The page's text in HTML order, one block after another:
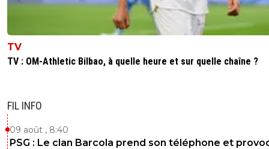
TV
TV : OM-Athletic Bilbao, à quelle heure et sur quelle chaîne ?
FIL INFO
09 août , 8:40
PSG : Le clan Barcola prend son téléphone et